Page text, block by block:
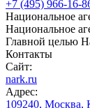
+7 (495) 966-16-
Национальное
Национальное
Главной целью
Контакты
Сайт:
nark.ru
Адрес:
109240, Москва,